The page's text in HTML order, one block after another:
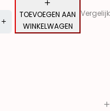
TOEVOEGEN AAN
WINKELWAGEN
Vergelijk